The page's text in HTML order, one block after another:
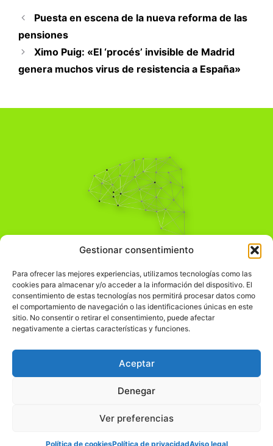
Gestionar consentimiento
Para ofrecer las mejores experiencias, utilizamos tecnologías como las
cookies para almacenar y/o acceder a la información del dispositivo. El
consentimiento de estas tecnologías nos permitirá procesar datos como
el comportamiento de navegación o las identificaciones únicas en este
sitio. No consentir o retirar el consentimiento, puede afectar
negativamente a ciertas características y funciones.
Aceptar
Denegar
Ver preferencias
Política de cookiesPolítica de privacidadAviso legal
Puesta en escena de la nueva reforma de las
pensiones
Ximo Puig: «El ‘procés’ invisible de Madrid
genera muchos virus de resistencia a España»
Pensamiento Crítico
Comprender el mundo para transformarlo.
Información Legal
჻Política de privacidad
Política de cookies
© pensamientocritico.org 2026